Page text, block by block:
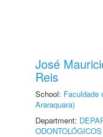
José
Reis
School: Faculdade
Araraquara)
Department: